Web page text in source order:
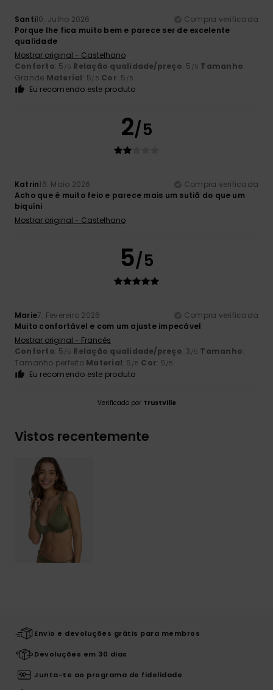
Santi10. Julho 2026
Compra verificada
Porque lhe fica muito bem e parece ser de excelente
qualidade
Mostrar original - Castelhano
Conforto: 5 /5 Relação qualidade/preço: 5 /5 Tamanho:
Grande Material: 5/5 Cor: 5 /5
Eu recomendo este produto
2/5
Katrin16. Maio 2026
Compra verificada
Acho que é muito feio e parece mais um sutiã do que um
biquíni
Mostrar original - Castelhano
5/5
Marie7. Fevereiro 2026
Compra verificada
Muito confortável e com um ajuste impecável
Mostrar original - Francês
Conforto: 5 /5 Relação qualidade/preço: 3 /5 Tamanho:
Tamanho perfeito Material: 5 /5 Cor: 5/5
Eu recomendo este produto
Verificado por TrustVille
Vistos recentemente
Envio e devoluções grátis para membros
Devoluções em 30 dias
Junta-te ao programa de fidelidade